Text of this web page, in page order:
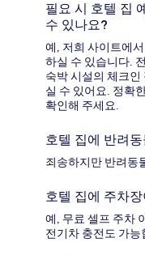
필요 시 호텔 집
수 있나요?
예, 저희 사이트에
하실 수 있습니다.
숙박 시설의 체크
실 수 있어요. 정확
확인해 주세요.
호텔 집에 반려
죄송하지만 반려동
호텔 집에 주차
예, 무료 셀프 주차
전기차 충전도 가능